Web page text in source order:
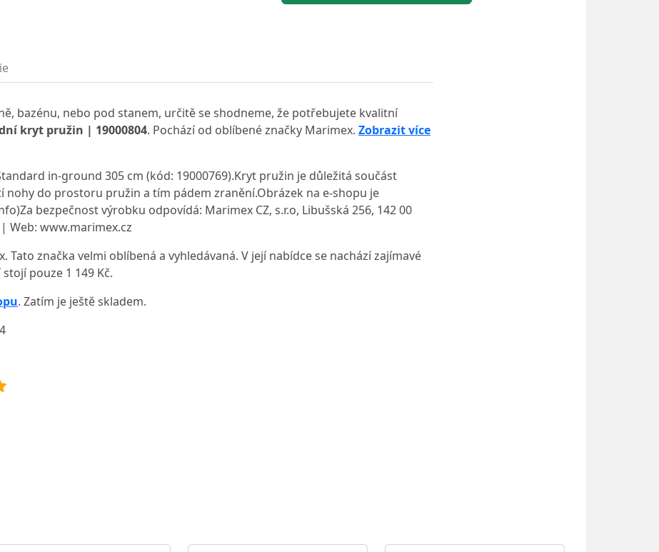
bazénu, nebo pod stanem, určitě se shodneme, že potřebujete kvalitní
kryt pružin | 19000804. Pochází od oblíbené značky Marimex. Zobrazit více
in-ground 305 cm (kód: 19000769).Kryt pružin je důležitá součást
do prostoru pružin a tím pádem zranění.Obrázek na e-shopu je
bezpečnost výrobku odpovídá: Marimex CZ, s.r.o, Libušská 256, 142 00
| Web: www.marimex.cz
značka velmi oblíbená a vyhledávaná. V její nabídce se nachází zajímavé
pouze 1 149 Kč.
. Zatím je ještě skladem.